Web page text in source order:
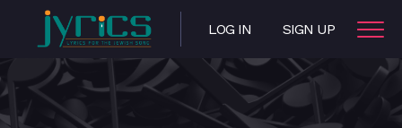
LOG IN SIGN UP